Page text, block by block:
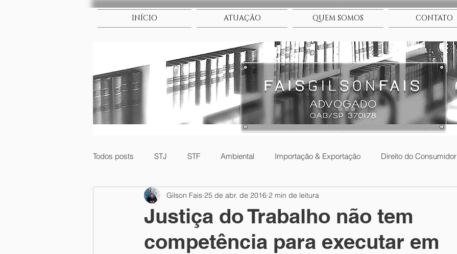
INÍCIO ATUAÇÃO QUEM SOMOS CONTATO
Todos posts STJ STF Ambiental Importação & Exportação Direito do Consumidor
Direito Internacional Empresarial Educacional
Direito Penal Direito de Família
Justiça do Trabalho não tem
competência para executar em
Gilson Fais 25 de abr. de 2016 2 min de leitura